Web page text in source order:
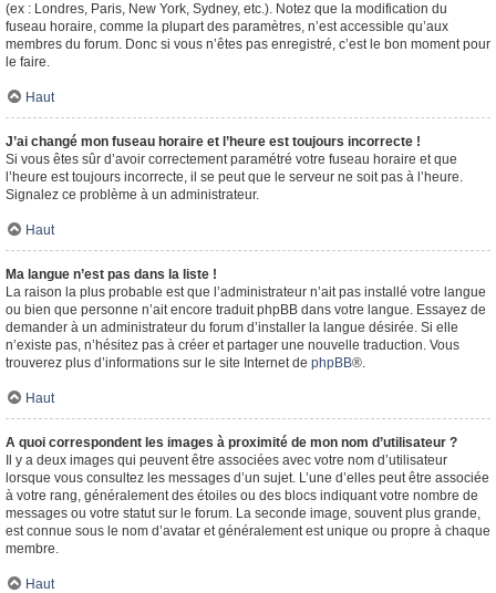
(ex : Londres, Paris, New York, Sydney, etc.). Notez que la modification du
fuseau horaire, comme la plupart des paramètres, n’est accessible qu’aux
membres du forum. Donc si vous n’êtes pas enregistré, c’est le bon moment pour
le faire.
Haut
J’ai changé mon fuseau horaire et l’heure est toujours incorrecte !
Si vous êtes sûr d’avoir correctement paramétré votre fuseau horaire et que
l’heure est toujours incorrecte, il se peut que le serveur ne soit pas à l’heure.
Signalez ce problème à un administrateur.
Haut
Ma langue n’est pas dans la liste !
La raison la plus probable est que l’administrateur n’ait pas installé votre langue
ou bien que personne n’ait encore traduit phpBB dans votre langue. Essayez de
demander à un administrateur du forum d’installer la langue désirée. Si elle
n’existe pas, n’hésitez pas à créer et partager une nouvelle traduction. Vous
trouverez plus d’informations sur le site Internet de phpBB®.
Haut
A quoi correspondent les images à proximité de mon nom d’utilisateur ?
Il y a deux images qui peuvent être associées avec votre nom d’utilisateur
lorsque vous consultez les messages d’un sujet. L’une d’elles peut être associée
à votre rang, généralement des étoiles ou des blocs indiquant votre nombre de
messages ou votre statut sur le forum. La seconde image, souvent plus grande,
est connue sous le nom d’avatar et généralement est unique ou propre à chaque
membre.
Haut